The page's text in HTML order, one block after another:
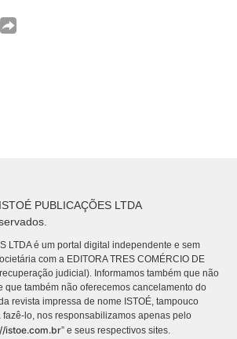
PUBLICAÇÕES LTDA
LTDA é um portal digital independente e sem
com a EDITORA TRES COMÉRCIO DE
judicial). Informamos também que não
que também não oferecemos cancelamento do
revista impressa de nome ISTOÉ, tampouco
lo, nos responsabilizamos apenas pelo
istoe.com.br” e seus respectivos sites.